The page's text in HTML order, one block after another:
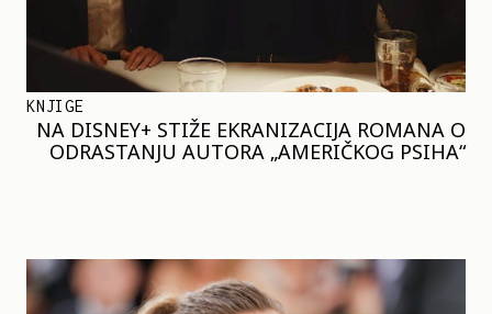
KNJIGE
NA DISNEY+ STIŽE EKRANIZACIJA ROMANA O
ODRASTANJU AUTORA „AMERIČKOG PSIHA“